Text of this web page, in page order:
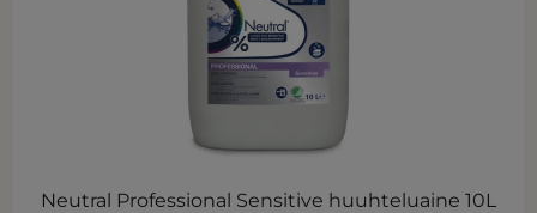
Neutral Professional Sensitive huuhteluaine 10L